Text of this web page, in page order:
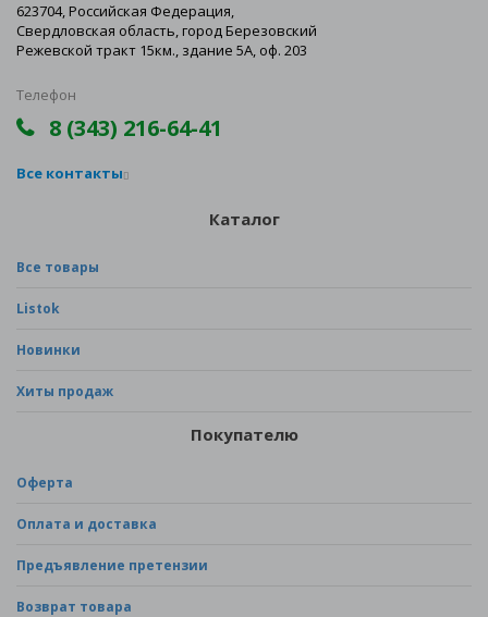
623704, Российская Федерация,
Свердловская область, город Березовский
Режевской тракт 15км., здание 5А, оф. 203
Телефон
8 (343) 216-64-41
Все контакты
Каталог
Все товары
Listok
Новинки
Хиты продаж
Покупателю
Оферта
Оплата и доставка
Предъявление претензии
Возврат товара